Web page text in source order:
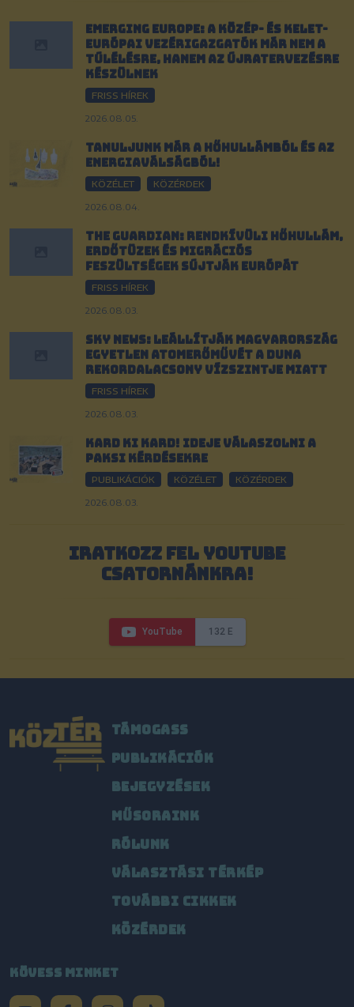
Emerging Europe: A közép- és kelet-
európai vezérigazgatók már nem a
túlélésre, hanem az újratervezésre
készülnek
FRISS HÍREK
2026.08.05.
Tanuljunk már a hőhullámból és az
energiaválságból!
KÖZÉLET KÖZÉRDEK
2026.08.04.
The Guardian: Rendkívüli hőhullám,
erdőtüzek és migrációs
feszültségek sújtják Európát
FRISS HÍREK
2026.08.03.
Sky News: Leállítják Magyarország
egyetlen atomerőművét a Duna
rekordalacsony vízszintje miatt
FRISS HÍREK
2026.08.03.
Kard ki kard! Ideje válaszolni a
paksi kérdésekre
PUBLIKÁCIÓK KÖZÉLET KÖZÉRDEK
2026.08.03.
IRATKOZZ FEL YOUTUBE
CSATORNÁNKRA!
YouTube 132 E
TÁMOGASS
PUBLIKÁCIÓK
BEJEGYZÉSEK
MŰSORAINK
RÓLUNK
VÁLASZTÁSI TÉRKÉP
TOVÁBBI CIKKEK
KÖZÉRDEK
KÖVESS MINKET